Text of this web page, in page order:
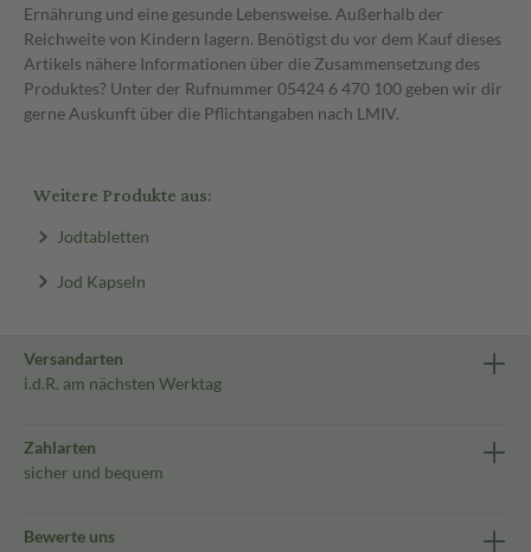
Ernährung und eine gesunde Lebensweise. Außerhalb der
Reichweite von Kindern lagern. Benötigst du vor dem Kauf dieses
Artikels nähere Informationen über die Zusammensetzung des
Produktes? Unter der Rufnummer 05424 6 470 100 geben wir dir
gerne Auskunft über die Pflichtangaben nach LMIV.
Weitere Produkte aus:
Jodtabletten
Jod Kapseln
Versandarten
i.d.R. am nächsten Werktag
Zahlarten
sicher und bequem
Bewerte uns